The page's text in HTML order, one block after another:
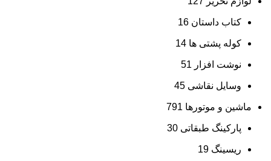
کتاب داستان 16
کوله پشتی ها 14
نوشت افزار 51
وسایل نقاشی 45
ماشین و موتورها 791
پارکینگ طبقاتی 30
ریسینگ 19